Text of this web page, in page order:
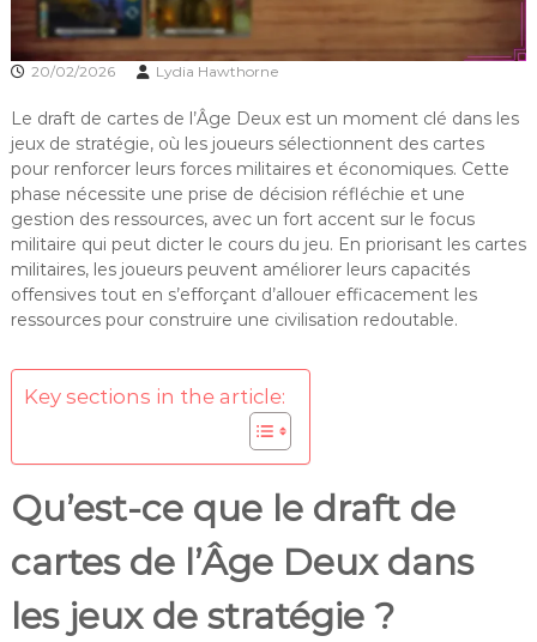
20/02/2026 Lydia Hawthorne
Le draft de cartes de l’Âge Deux est un moment clé dans les
jeux de stratégie, où les joueurs sélectionnent des cartes
pour renforcer leurs forces militaires et économiques. Cette
phase nécessite une prise de décision réfléchie et une
gestion des ressources, avec un fort accent sur le focus
militaire qui peut dicter le cours du jeu. En priorisant les cartes
militaires, les joueurs peuvent améliorer leurs capacités
offensives tout en s’efforçant d’allouer efficacement les
ressources pour construire une civilisation redoutable.
Key sections in the article:
Qu’est-ce que le draft de
cartes de l’Âge Deux dans
les jeux de stratégie ?